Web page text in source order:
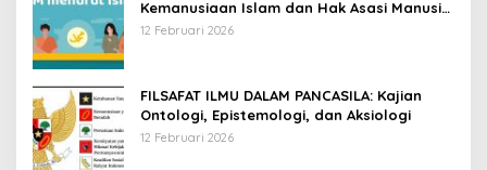
Kemanusiaan Islam dan Hak Asasi Manusia
Universal
12 Februari 2026
FILSAFAT ILMU DALAM PANCASILA: Kajian
Ontologi, Epistemologi, dan Aksiologi
12 Februari 2026